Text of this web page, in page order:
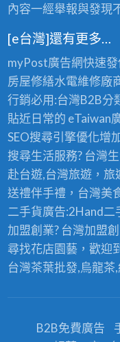
內容一經舉報與發現
[e台灣]還有更多…
myPost廣告網快速
房屋修繕水電維修廠
行銷必用:台灣B2B分
貼近日常的 eTaiwan
SEO搜尋引擎優化增
搜尋生活服務? 台灣
赴台遊,台灣旅遊，旅
送禮伴手禮，台灣美
二手貨廣告:2Hand二
加盟創業? 台灣加盟
尋找花店園藝，歡迎到
台灣茶葉批發,烏龍茶
B2B免費廣告